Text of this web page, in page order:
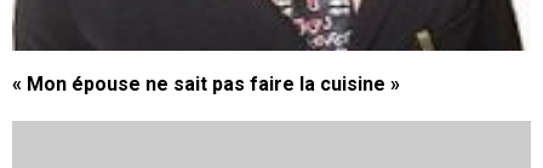
« Mon épouse ne sait pas faire la cuisine »